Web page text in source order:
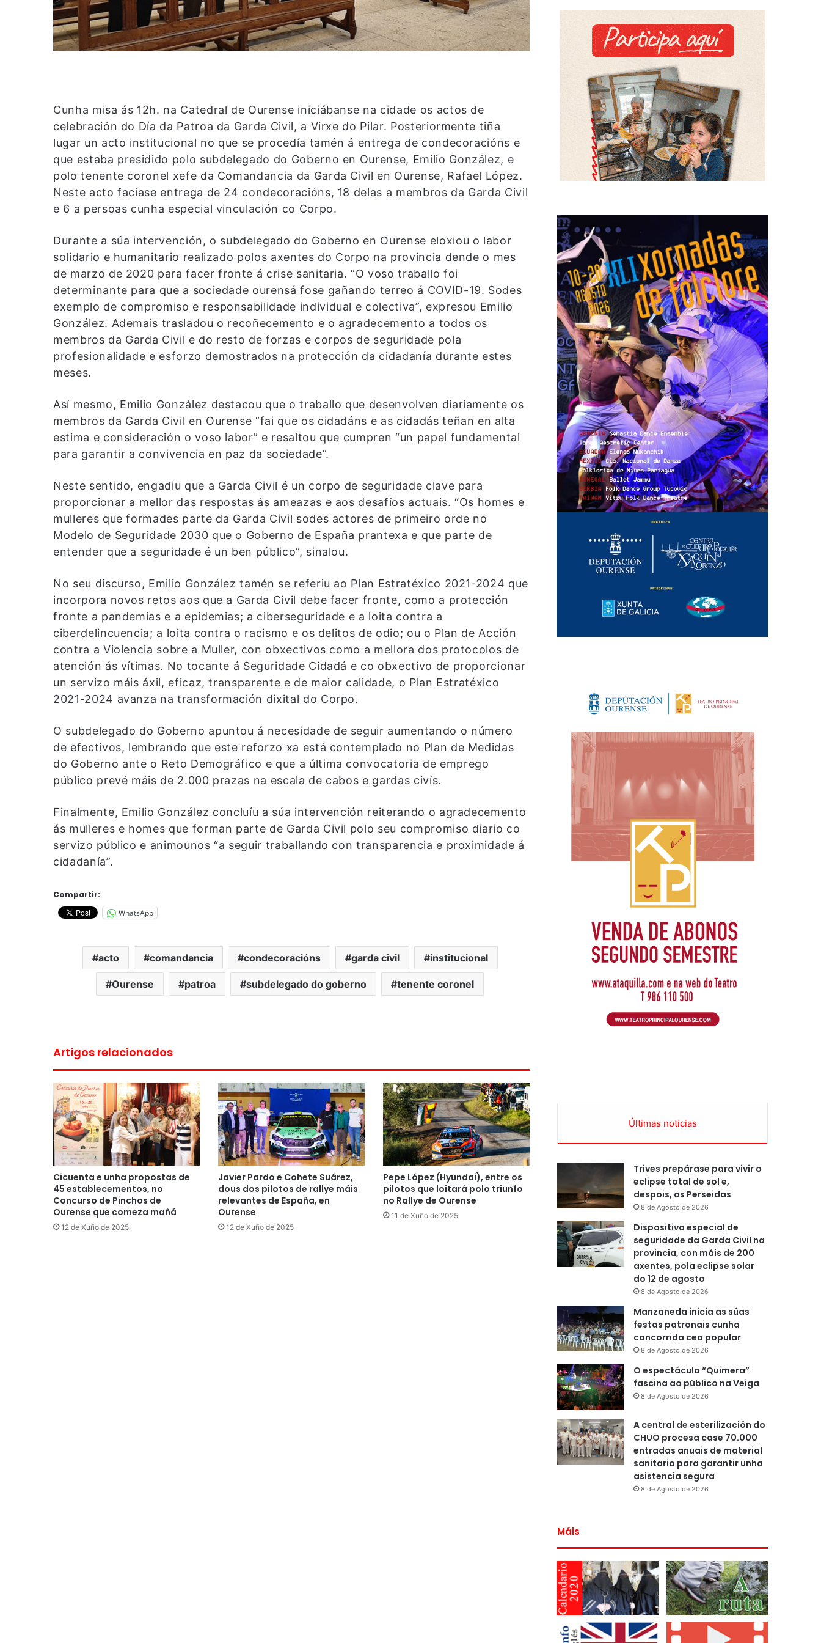
Cunha misa ás 12h. na Catedral de Ourense iniciábanse na cidade os actos de
celebración do Día da Patroa da Garda Civil, a Virxe do Pilar. Posteriormente tiña
lugar un acto institucional no que se procedía tamén á entrega de condecoracións e
que estaba presidido polo subdelegado do Goberno en Ourense, Emilio González, e
polo tenente coronel xefe da Comandancia da Garda Civil en Ourense, Rafael López.
Neste acto facíase entrega de 24 condecoracións, 18 delas a membros da Garda Civil
e 6 a persoas cunha especial vinculación co Corpo.
Durante a súa intervención, o subdelegado do Goberno en Ourense eloxiou o labor
solidario e humanitario realizado polos axentes do Corpo na provincia dende o mes
de marzo de 2020 para facer fronte á crise sanitaria. “O voso traballo foi
determinante para que a sociedade ourensá fose gañando terreo á COVID-19. Sodes
exemplo de compromiso e responsabilidade individual e colectiva”, expresou Emilio
González. Ademais trasladou o recoñecemento e o agradecemento a todos os
membros da Garda Civil e do resto de forzas e corpos de seguridade pola
profesionalidade e esforzo demostrados na protección da cidadanía durante estes
meses.
Así mesmo, Emilio González destacou que o traballo que desenvolven diariamente os
membros da Garda Civil en Ourense “fai que os cidadáns e as cidadás teñan en alta
estima e consideración o voso labor” e resaltou que cumpren “un papel fundamental
para garantir a convivencia en paz da sociedade”.
Neste sentido, engadiu que a Garda Civil é un corpo de seguridade clave para
proporcionar a mellor das respostas ás ameazas e aos desafíos actuais. “Os homes e
mulleres que formades parte da Garda Civil sodes actores de primeiro orde no
Modelo de Seguridade 2030 que o Goberno de España prantexa e que parte de
entender que a seguridade é un ben público”, sinalou.
No seu discurso, Emilio González tamén se referiu ao Plan Estratéxico 2021-2024 que
incorpora novos retos aos que a Garda Civil debe facer fronte, como a protección
fronte a pandemias e a epidemias; a ciberseguridade e a loita contra a
ciberdelincuencia; a loita contra o racismo e os delitos de odio; ou o Plan de Acción
contra a Violencia sobre a Muller, con obxectivos como a mellora dos protocolos de
atención ás vítimas. No tocante á Seguridade Cidadá e co obxectivo de proporcionar
un servizo máis áxil, eficaz, transparente e de maior calidade, o Plan Estratéxico
2021-2024 avanza na transformación dixital do Corpo.
O subdelegado do Goberno apuntou á necesidade de seguir aumentando o número
de efectivos, lembrando que este reforzo xa está contemplado no Plan de Medidas
do Goberno ante o Reto Demográfico e que a última convocatoria de emprego
público prevé máis de 2.000 prazas na escala de cabos e gardas civís.
Finalmente, Emilio González concluíu a súa intervención reiterando o agradecemento
ás mulleres e homes que forman parte de Garda Civil polo seu compromiso diario co
servizo público e animounos “a seguir traballando con transparencia e proximidade á
cidadanía”.
Compartir:
WhatsApp
acto comandancia condecoracións garda civil institucional
Ourense patroa subdelegado do goberno tenente coronel
Artigos relacionados
Cicuenta e unha propostas de
45 establecementos, no
Concurso de Pinchos de
Ourense que comeza mañá
12 de Xuño de 2025
Javier Pardo e Cohete Suárez,
dous dos pilotos de rallye máis
relevantes de España, en
Ourense
12 de Xuño de 2025
Pepe López (Hyundai), entre os
pilotos que loitará polo triunfo
no Rallye de Ourense
11 de Xuño de 2025
Últimas noticias
Trives prepárase para vivir o
eclipse total de sol e,
despois, as Perseidas
8 de Agosto de 2026
Dispositivo especial de
seguridade da Garda Civil na
provincia, con máis de 200
axentes, pola eclipse solar
do 12 de agosto
8 de Agosto de 2026
Manzaneda inicia as súas
festas patronais cunha
concorrida cea popular
8 de Agosto de 2026
O espectáculo “Quimera”
fascina ao público na Veiga
8 de Agosto de 2026
A central de esterilización do
CHUO procesa case 70.000
entradas anuais de material
sanitario para garantir unha
asistencia segura
8 de Agosto de 2026
Máis